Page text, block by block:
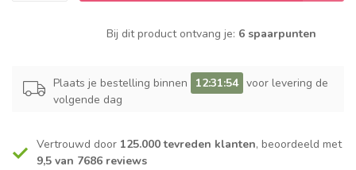
Bij dit product ontvang je: 6 spaarpunten
Plaats je bestelling binnen 12:31:53 voor levering de
volgende dag
Vertrouwd door 125.000 tevreden klanten, beoordeeld met
9,5 van 7686 reviews